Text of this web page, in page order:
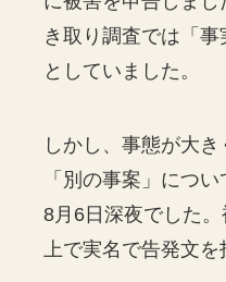
き取り調査では「事
としていました。
しかし、事態が大
「別の事案」につ
8月6日深夜でした
上で実名で告発文を